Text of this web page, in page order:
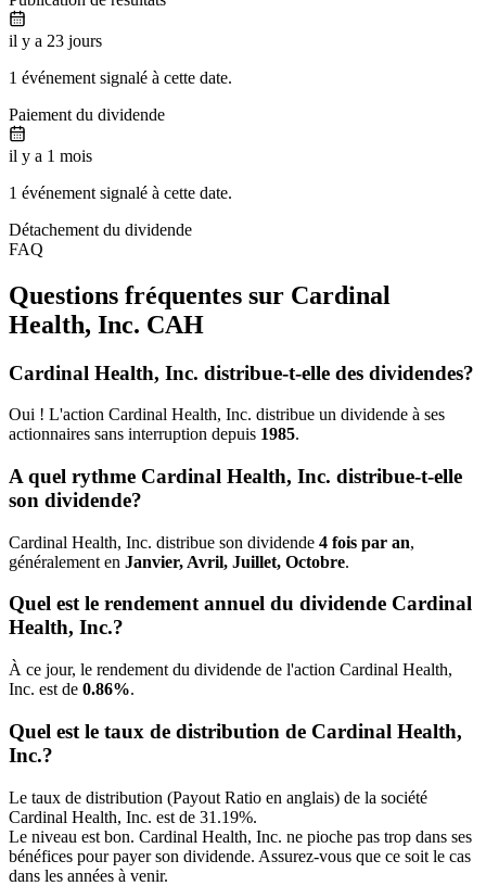
il y a 23 jours
1 événement signalé à cette date.
Paiement du dividende
il y a 1 mois
1 événement signalé à cette date.
Détachement du dividende
FAQ
Questions fréquentes sur Cardinal
Health, Inc. CAH
Cardinal Health, Inc. distribue-t-elle des dividendes?
Oui ! L'action Cardinal Health, Inc. distribue un dividende à ses
actionnaires sans interruption depuis 1985.
A quel rythme Cardinal Health, Inc. distribue-t-elle
son dividende?
Cardinal Health, Inc. distribue son dividende 4 fois par an,
généralement en Janvier, Avril, Juillet, Octobre.
Quel est le rendement annuel du dividende Cardinal
Health, Inc.?
À ce jour, le rendement du dividende de l'action Cardinal Health,
Inc. est de 0.86%.
Quel est le taux de distribution de Cardinal Health,
Inc.?
Le taux de distribution (Payout Ratio en anglais) de la société
Cardinal Health, Inc. est de 31.19%.
Le niveau est bon. Cardinal Health, Inc. ne pioche pas trop dans ses
bénéfices pour payer son dividende. Assurez-vous que ce soit le cas
dans les années à venir.